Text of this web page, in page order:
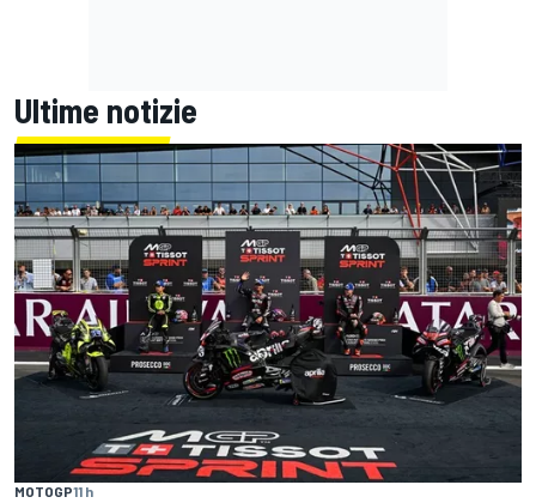
Ultime notizie
MOTOGP11 h